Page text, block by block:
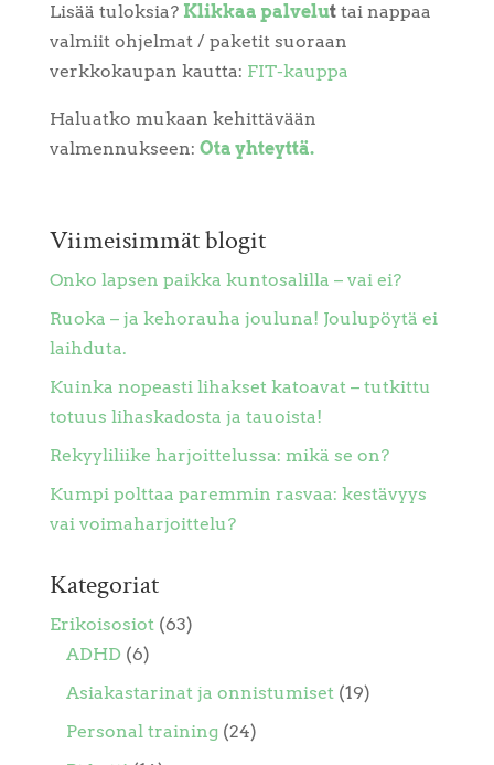
Lisää tuloksia? Klikkaa palveluttai nappaa
valmiit ohjelmat / paketit suoraan
verkkokaupan kautta: FIT-kauppa
Haluatko mukaan kehittävään
valmennukseen: Ota yhteyttä.
Viimeisimmät blogit
Onko lapsen paikka kuntosalilla – vai ei?
Ruoka – ja kehorauha jouluna! Joulupöytä ei
laihduta.
Kuinka nopeasti lihakset katoavat – tutkittu
totuus lihaskadosta ja tauoista!
Rekyyliliike harjoittelussa: mikä se on?
Kumpi polttaa paremmin rasvaa: kestävyys
vai voimaharjoittelu?
Kategoriat
Erikoisosiot(63)
ADHD(6)
Asiakastarinat ja onnistumiset(19)
Personal training (24)